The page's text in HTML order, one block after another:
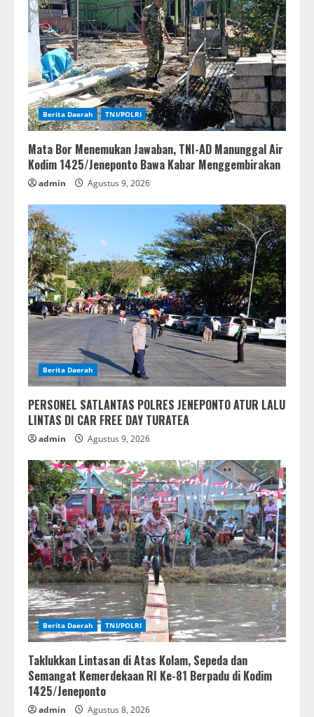
Berita Daerah TNI/POLRI
Mata Bor Menemukan Jawaban, TNI-AD Manunggal Air
Kodim 1425/Jeneponto Bawa Kabar Menggembirakan
admin Agustus 9, 2026
Berita Daerah
PERSONEL SATLANTAS POLRES JENEPONTO ATUR LALU
LINTAS DI CAR FREE DAY TURATEA
admin Agustus 9, 2026
Berita Daerah TNI/POLRI
Taklukkan Lintasan di Atas Kolam, Sepeda dan
Semangat Kemerdekaan RI Ke-81 Berpadu di Kodim
1425/Jeneponto
admin Agustus 8, 2026